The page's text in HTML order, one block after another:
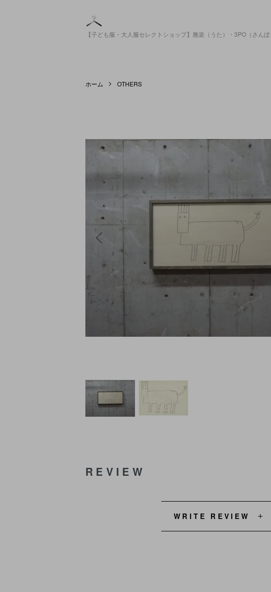
【子ども服・大人服セレクトショップ】雅楽（うた）・3PO（さんぽ
ホーム OTHERS
REVIEW
WRITE REVIEW